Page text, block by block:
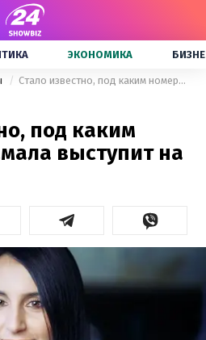
ЭКОНОМИКА
Стало известно, под каким номером Джамала выступит на Евровидении
под каким
выступит на